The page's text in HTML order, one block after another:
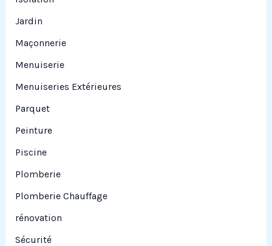
Jardin
Maçonnerie
Menuiserie
Menuiseries Extérieures
Parquet
Peinture
Piscine
Plomberie
Plomberie Chauffage
rénovation
Sécurité